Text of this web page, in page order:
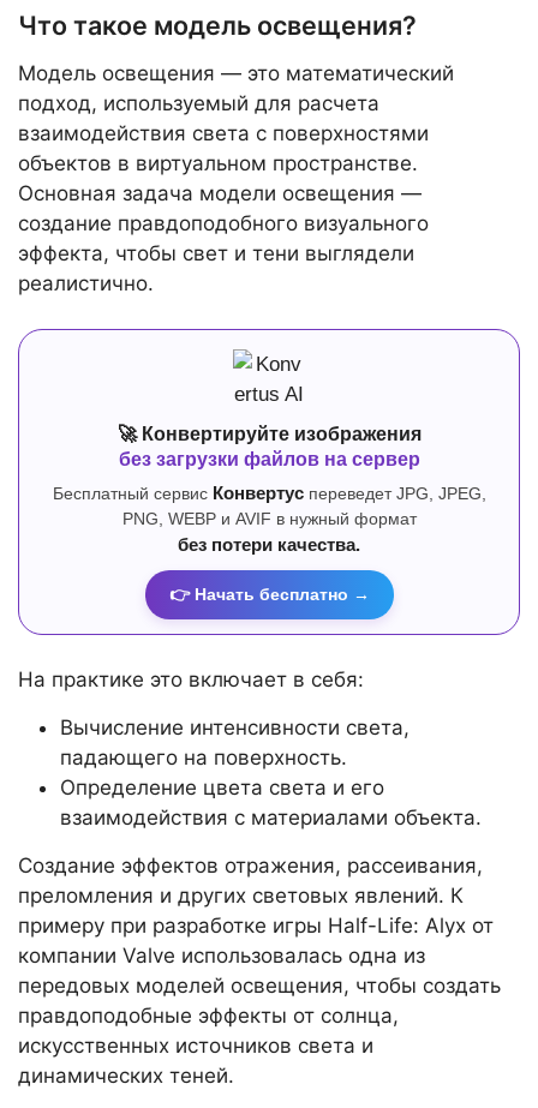
Что такое модель освещения?
Модель освещения — это математический
подход, используемый для расчета
взаимодействия света с поверхностями
объектов в виртуальном пространстве.
Основная задача модели освещения —
создание правдоподобного визуального
эффекта, чтобы свет и тени выглядели
реалистично.
🚀 Конвертируйте изображения
без загрузки файлов на сервер
Бесплатный сервис Конвертуспереведет JPG, JPEG,
PNG, WEBP и AVIF в нужный формат
без потери качества.
👉 Начать бесплатно →
На практике это включает в себя:
Вычисление интенсивности света,
падающего на поверхность.
Определение цвета света и его
взаимодействия с материалами объекта.
Создание эффектов отражения, рассеивания,
преломления и других световых явлений. К
примеру при разработке игры Half-Life: Alyx от
компании Valve использовалась одна из
передовых моделей освещения, чтобы создать
правдоподобные эффекты от солнца,
искусственных источников света и
динамических теней.